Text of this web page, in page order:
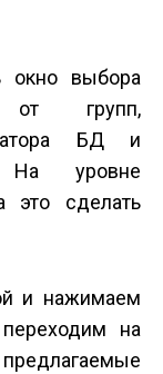
окно выбора
от групп,
БД и
На уровне
это сделать
и нажимаем
на